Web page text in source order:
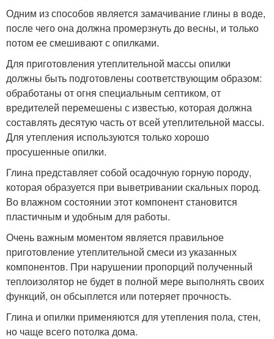
Одним из способов является замачивание глины в воде,
после чего она должна промерзнуть до весны, и только
потом ее смешивают с опилками.
Для приготовления утеплительной массы опилки
должны быть подготовлены соответствующим образом:
обработаны от огня специальным септиком, от
вредителей перемешены с известью, которая должна
составлять десятую часть от всей утеплительной массы.
Для утепления используются только хорошо
просушенные опилки.
Глина представляет собой осадочную горную породу,
которая образуется при выветривании скальных пород.
Во влажном состоянии этот компонент становится
пластичным и удобным для работы.
Очень важным моментом является правильное
приготовление утеплительной смеси из указанных
компонентов. При нарушении пропорций полученный
теплоизолятор не будет в полной мере выполнять своих
функций, он обсыплется или потеряет прочность.
Глина и опилки применяются для утепления пола, стен,
но чаще всего потолка дома.